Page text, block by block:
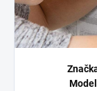
Model